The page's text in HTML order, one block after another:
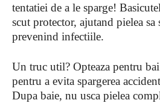
tentatiei de a le sparge!
scut protector, ajutand pielea sa
prevenind infectiile.
Un truc util? Opteaza pentru
pentru a evita spargerea
Dupa baie, nu usca pielea